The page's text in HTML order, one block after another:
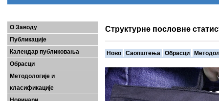
О Заводу
Публикације
Календар публиковања
Обрасци
Методологије и
класификације
Структурне пословне
Ново Саопштења Обрасци